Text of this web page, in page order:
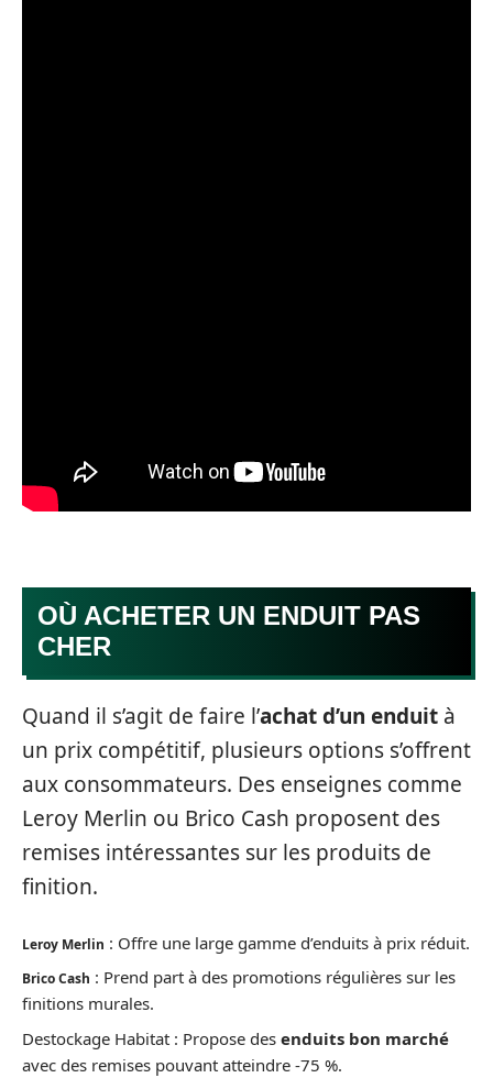
OÙ ACHETER UN ENDUIT PAS
CHER
Quand il s’agit de faire l’achat d’un enduit à
un prix compétitif, plusieurs options s’offrent
aux consommateurs. Des enseignes comme
Leroy Merlin ou Brico Cash proposent des
remises intéressantes sur les produits de
finition.
Leroy Merlin : Offre une large gamme d’enduits à prix réduit.
Brico Cash : Prend part à des promotions régulières sur les
finitions murales.
Destockage Habitat : Propose des enduits bon marché
avec des remises pouvant atteindre -75 %.